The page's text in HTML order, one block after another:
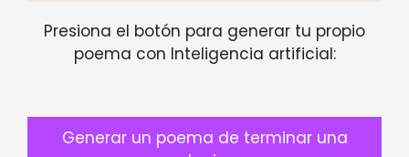
Presiona el botón para generar tu propio
poema con Inteligencia artificial:
Generar un poema de terminar una